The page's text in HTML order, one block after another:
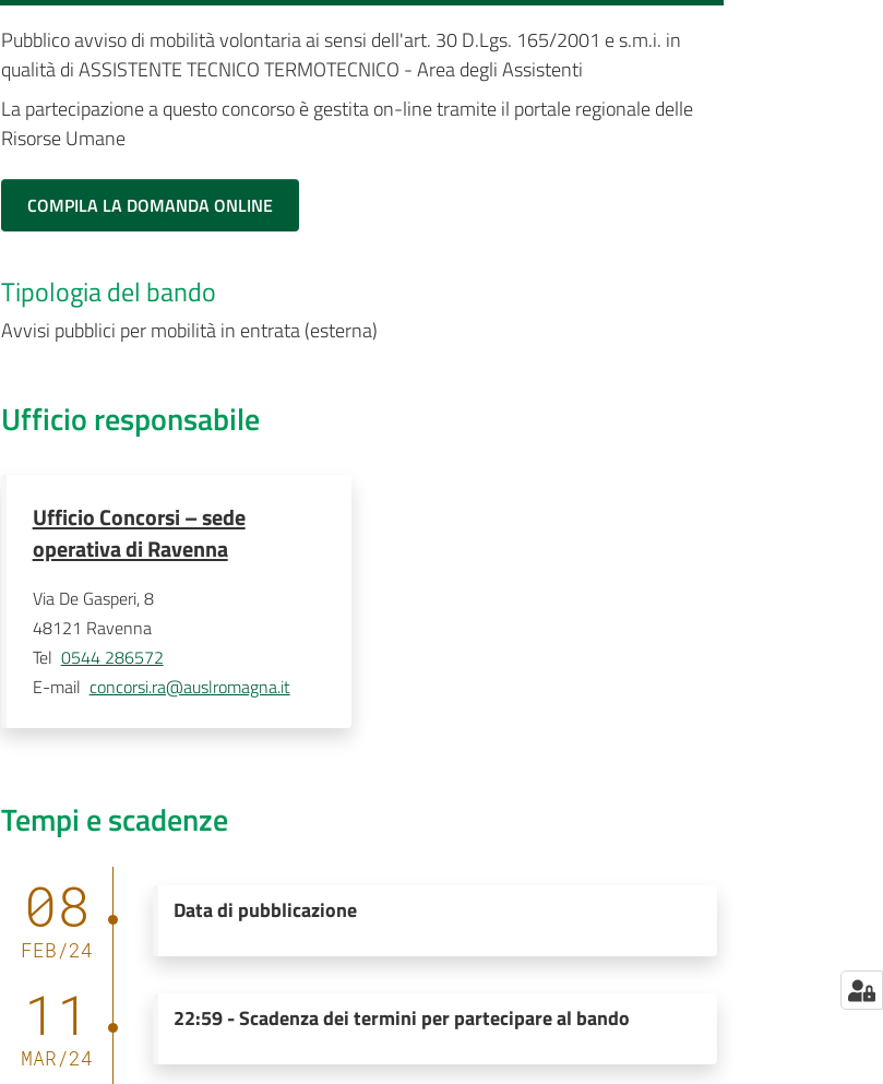
Pubblico avviso di mobilità volontaria ai sensi dell'art. 30 D.Lgs. 165/2001 e s.m.i. in
qualità di ASSISTENTE TECNICO TERMOTECNICO - Area degli Assistenti
La partecipazione a questo concorso è gestita on-line tramite il portale regionale delle
Risorse Umane
COMPILA LA DOMANDA ONLINE
Tipologia del bando
Avvisi pubblici per mobilità in entrata (esterna)
Ufficio responsabile
Ufficio Concorsi – sede
operativa di Ravenna
Via De Gasperi, 8
48121 Ravenna
Tel 0544 286572
E-mail concorsi.ra@auslromagna.it
Tempi e scadenze
08
FEB/24
Data di pubblicazione
11
MAR/24
22:59-Scadenza dei termini per partecipare al bando